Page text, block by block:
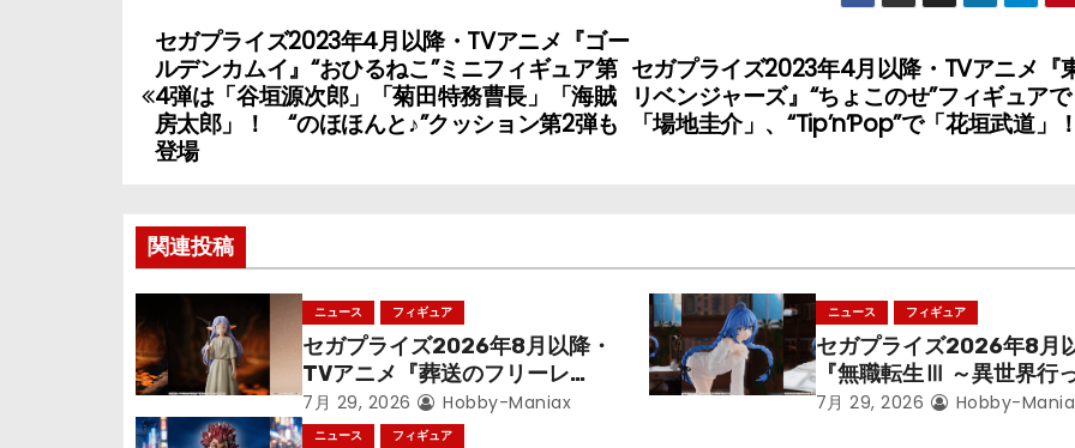
投
稿
ナ
ゲ
ー
シ
ョ
セガプライズ2023年4月以降・TVアニメ『
リベンジャーズ』“ちょこのせ”フィギュアで
「場地圭介」、“Tip’n’Pop”で「花垣武道」
セガプライズ2023年4月以降・TVアニメ『ゴー
ルデンカムイ』“おひるねこ”ミニフィギュア第
4弾は「谷垣源次郎」「菊田特務曹長」「海賊
房太郎」！ “のほほんと♪”クッション第2弾も
登場
関連投稿
ニュース フィギュア
セガプライズ2026年8月以降・
TVアニメ『葬送のフリーレ
ン』鉱山で300年働くことにな
っっちゃった「フリーレン」を
7月 29, 2026 Hobby-Maniax
ニュース フィギュア
セガプライズ2026年8月
『無職転生Ⅲ ～異世界行
本気だす～』から「ロキ
7月 29, 2026 Hobby-
ニュース フィギュア